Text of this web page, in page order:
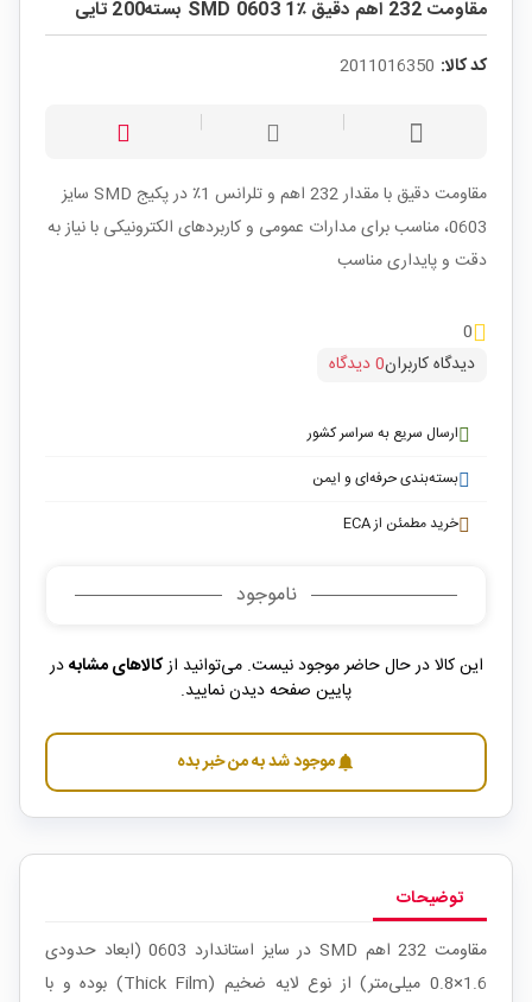
مقاومت 232 اهم دقیق ٪1 SMD 0603 بسته200 تایی
کد کالا: 2011016350
مقاومت دقیق با مقدار 232 اهم و تلرانس 1٪ در پکیج SMD سایز
0603، مناسب برای مدارات عمومی و کاربردهای الکترونیکی با نیاز به
دقت و پایداری مناسب
0
دیدگاه کاربران0 دیدگاه
ارسال سریع به سراسر کشور
بسته‌بندی حرفه‌ای و ایمن
خرید مطمئن از ECA
ناموجود
این کالا در حال حاضر موجود نیست. می‌توانید ازکالاهای مشابهدر
پایین صفحه دیدن نمایید.
notificationsموجود شد به من خبر بده
توضیحات
مقاومت 232 اهم SMD در سایز استاندارد 0603 (ابعاد حدودی
1.6×0.8 میلی‌متر) از نوع لایه ضخیم (Thick Film) بوده و با